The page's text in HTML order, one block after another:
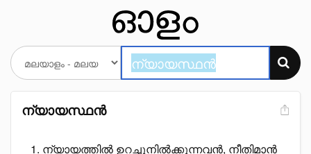
ന്യായസ്ഥൻ
ന്യായത്തിൽ ഉറച്ചുനിൽക്കുന്നവൻ, നീതിമാൻ